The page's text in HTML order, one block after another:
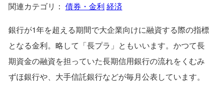
関連カテゴリ： 債券・金利 経済
銀行が1年を超える期間で大企業向けに融資する際の指標
となる金利。略して「長プラ」ともいいます。かつて長
期資金の融資を担っていた長期信用銀行の流れをくむみ
ずほ銀行や、大手信託銀行などが毎月公表しています。